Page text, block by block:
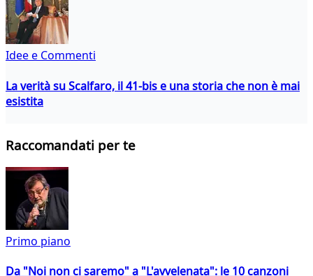
Idee e Commenti
La verità su Scalfaro, il 41-bis e una storia che non è mai
esistita
Raccomandati per te
Primo piano
Da "Noi non ci saremo" a "L'avvelenata": le 10 canzoni